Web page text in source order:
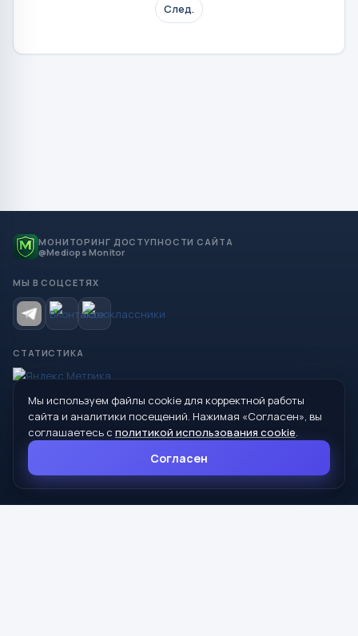
След.
МОНИТОРИНГ ДОСТУПНОСТИ САЙТА
@Mediops Monitor
МЫ В СОЦСЕТЯХ
СТАТИСТИКА
© 2026 Управление образования Администрации МО
Сухой Лог
624800, Свердловская область, г. Сухой Лог, ул. Кирова, дом 7
8 (34373) 4-33-85
Мы используем файлы cookie для корректной работы
сайта и аналитики посещений. Нажимая «Согласен», вы
соглашаетесь с политикой использования cookie.
Согласен